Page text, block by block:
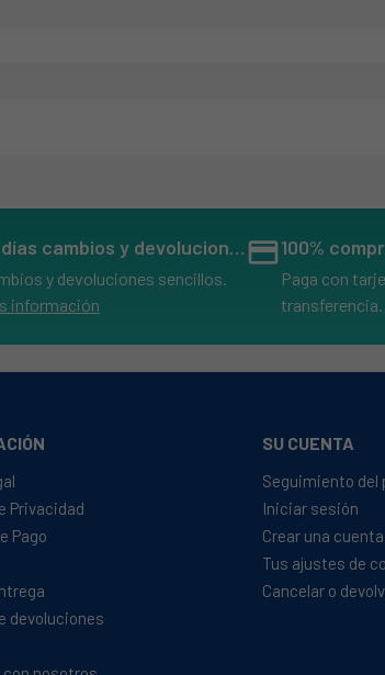
14 días cambios y devoluciones
y devoluciones sencillos.
información
credit_card100%
Paga con
transferencia.
Privacidad
Pago
devoluciones
SU CUENTA
Seguimiento del
Iniciar sesión
Crear una cuenta
Tus ajustes de
Cancelar o